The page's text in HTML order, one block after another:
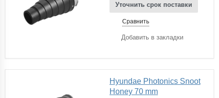
Уточнить срок поставки
Сравнить
Добавить в закладки
Hyundae Photonics Snoot
Honey 70 mm